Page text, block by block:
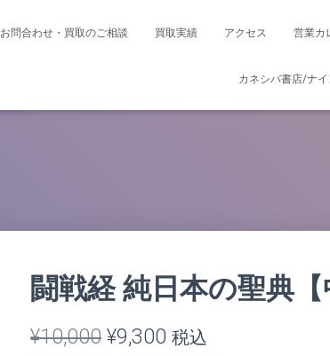
お問合わせ・買取のご相談 買取実績 アクセス 営業カ
カネシバ書店/ナ
闘戦経 純日本の聖典【
¥10,000 元
¥9,300 現
税込